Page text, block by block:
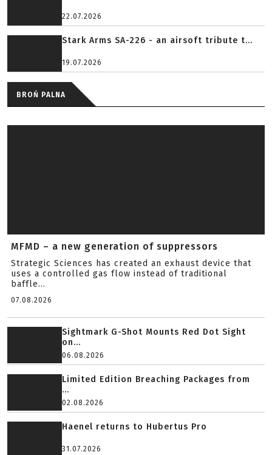
22.07.2026
Stark Arms SA-226 - an airsoft tribute t...
19.07.2026
BROŃ PALNA
MFMD – a new generation of suppressors
Strategic Sciences has created an exhaust device that
uses a controlled gas flow instead of traditional
baffle...
07.08.2026
Sightmark G-Shot Mounts Red Dot Sight
on...
06.08.2026
Limited Edition Breaching Packages from
...
02.08.2026
Haenel returns to Hubertus Pro
31.07.2026